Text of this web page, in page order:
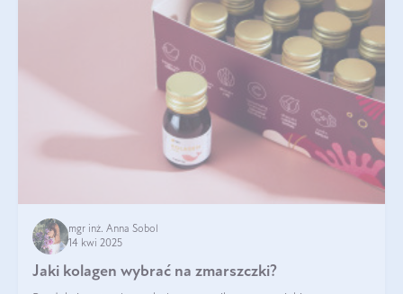
mgr inż. Anna Sobol
14 kwi 2025
Jaki kolagen wybrać na zmarszczki?